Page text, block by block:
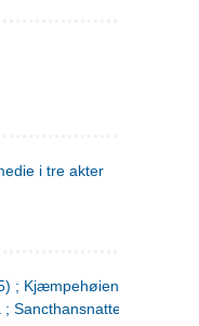
i tre akter
; Kjæmpehøien (1850) ;
Sancthansnatten